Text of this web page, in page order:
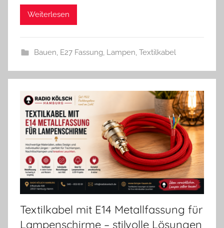
Weiterlesen
Bauen, E27 Fassung, Lampen, Textilkabel
Textilkabel mit E14 Metallfassung für
Lampenschirme – stilvolle Lösungen